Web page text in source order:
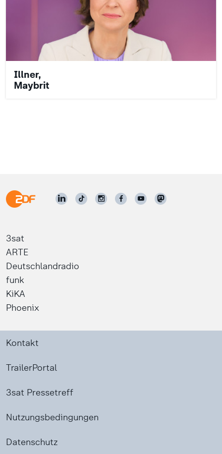
Illner,
Maybrit
3sat
ARTE
Deutschlandradio
funk
KiKA
Phoenix
Kontakt
TrailerPortal
3sat Pressetreff
Nutzungsbedingungen
Datenschutz